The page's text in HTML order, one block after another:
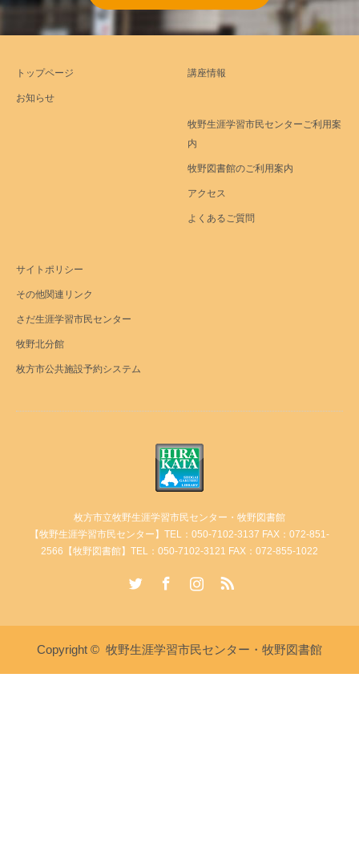
トップページ
お知らせ
講座情報
牧野生涯学習市民センターご利用案
内
牧野図書館のご利用案内
アクセス
よくあるご質問
サイトポリシー
その他関連リンク
さだ生涯学習市民センター
牧野北分館
枚方市公共施設予約システム
枚方市立牧野生涯学習市民センター・牧野図書館
【牧野生涯学習市民センター】TEL：050-7102-3137 FAX：072-851-
2566【牧野図書館】TEL：050-7102-3121 FAX：072-855-1022
Copyright © 牧野生涯学習市民センター・牧野図書館